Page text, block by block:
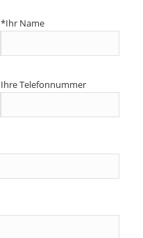
*Ihr Name
Ihre Telefonnummer